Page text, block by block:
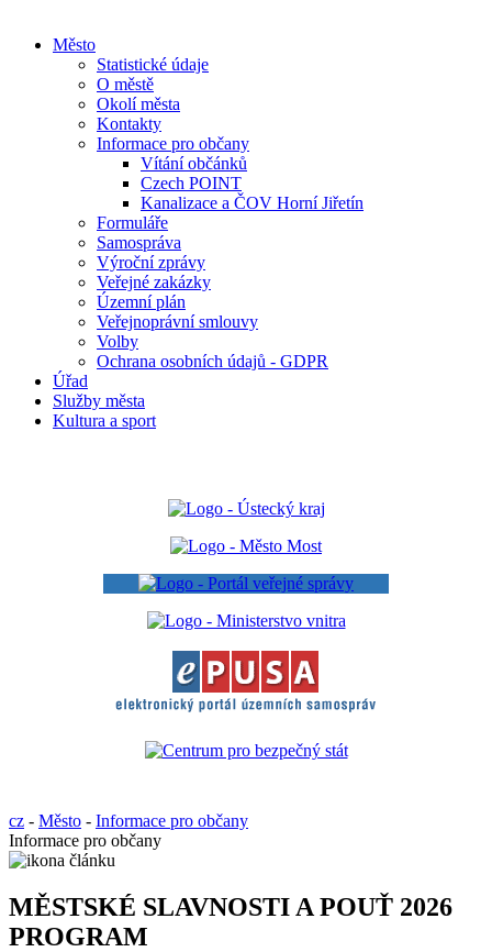
Město
Statistické údaje
O městě
Okolí města
Kontakty
Informace pro občany
Vítání občánků
Czech POINT
Kanalizace a ČOV Horní Jiřetín
Formuláře
Samospráva
Výroční zprávy
Veřejné zakázky
Územní plán
Veřejnoprávní smlouvy
Volby
Ochrana osobních údajů - GDPR
Úřad
Služby města
Kultura a sport
cz - Město - Informace pro občany
Informace pro občany
MĚSTSKÉ SLAVNOSTI A POUŤ 2026
PROGRAM